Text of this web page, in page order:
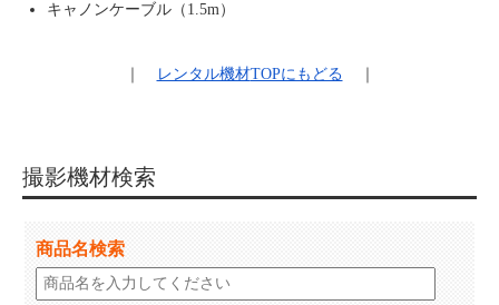
キャノンケーブル（1.5m）
レンタル機材TOPにもどる
撮影機材検索
商品名検索